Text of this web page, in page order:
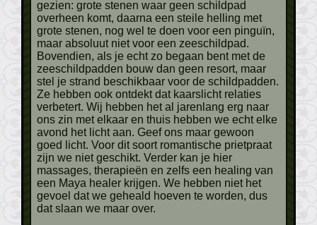
gezien: grote stenen waar geen schildpad
overheen komt, daarna een steile helling met
grote stenen, nog wel te doen voor een pinguïn,
maar absoluut niet voor een zeeschildpad.
Bovendien, als je echt zo begaan bent met de
zeeschildpadden bouw dan geen resort, maar
stel je strand beschikbaar voor de schildpadden.
Ze hebben ook ontdekt dat kaarslicht relaties
verbetert. Wij hebben het al jarenlang erg naar
ons zin met elkaar en thuis hebben we echt elke
avond het licht aan. Geef ons maar gewoon
goed licht. Voor dit soort romantische prietpraat
zijn we niet geschikt. Verder kan je hier
massages, therapieën en zelfs een healing van
een Maya healer krijgen. We hebben niet het
gevoel dat we geheald hoeven te worden, dus
dat slaan we maar over.